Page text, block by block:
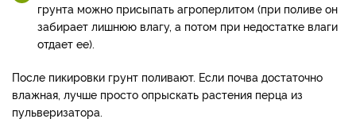
грунта можно присыпать агроперлитом (при поливе он
забирает лишнюю влагу, а потом при недостатке влаги
отдает ее).
После пикировки грунт поливают. Если почва достаточно
влажная, лучше просто опрыскать растения перца из
пульверизатора.